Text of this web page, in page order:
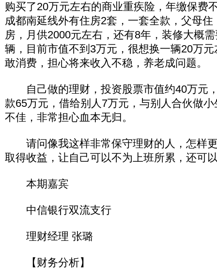
购买了20万元左右的商业重疾险，年缴保费
成都南延线外有住房2套，一套全款，父母
房，月供2000元左右，还有8年，装修大概
辆，目前市值不到3万元，很想换一辆20万
敢消费，担心将来收入不稳，养老成问题。
自己做的理财，投资股票市值约40万元
款65万元，借给别人7万元，与别人合伙做
不佳，非常担心血本无归。
请问像我这样非常保守理财的人，怎样
取得收益，让自己可以不为上班所累，还可
本期嘉宾
中信银行双流支行
理财经理 张璐
【财务分析】